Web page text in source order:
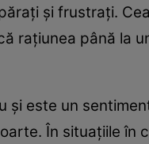
şi frustraţi.
raţiunea până la
şi este un
În situaţiile în